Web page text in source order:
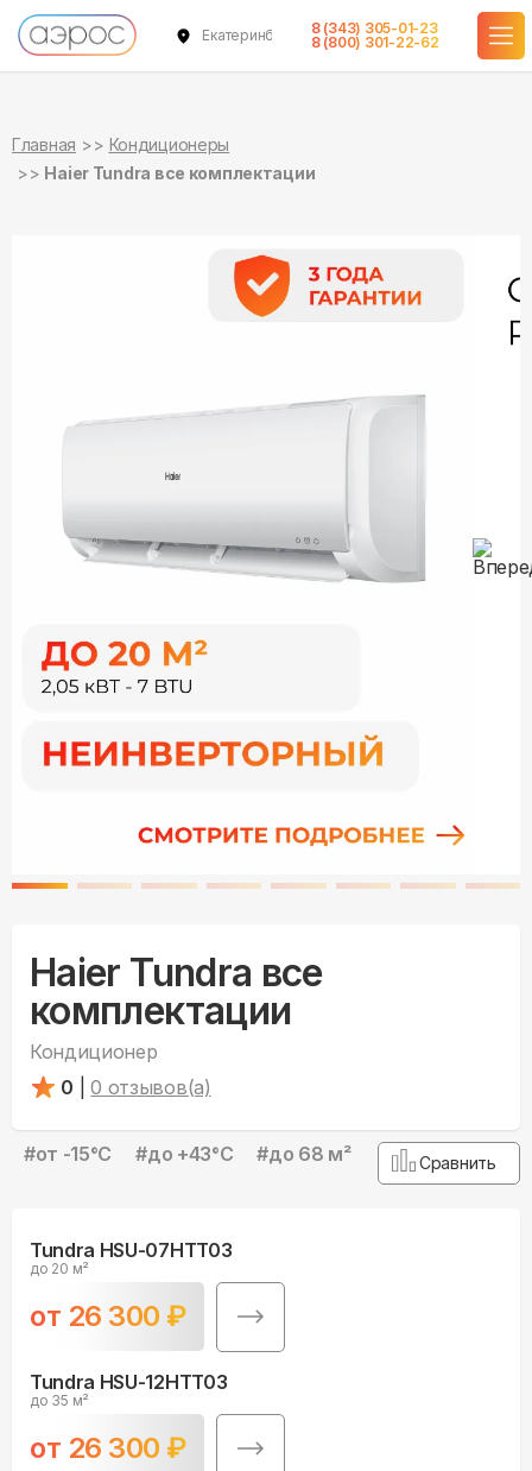
Екатеринбург
8 (343) 305-01-23
8 (800) 301-22-62
Главная
Кондиционеры
Haier Tundra все комплектации
Haier Tundra все
комплектации
Кондиционер
0
0 отзывов(а)
#от -15°С #до +43°С #до 68 м² Сравнить
Tundra HSU-07HTT03
до 20 м²
от 26 300 ₽
в наличии
Tundra HSU-12HTT03
до 35 м²
от 26 300 ₽
в наличии
в наличии